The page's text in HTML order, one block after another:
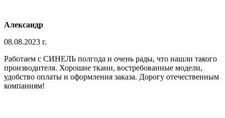
Александр
08.08.2023 г.
Работаем с СИНЕЛЬ полгода и очень рады, что нашли такого
производителя. Хорошие ткани, востребованные модели,
удобство оплаты и оформления заказа. Дорогу отечественным
компаниям!